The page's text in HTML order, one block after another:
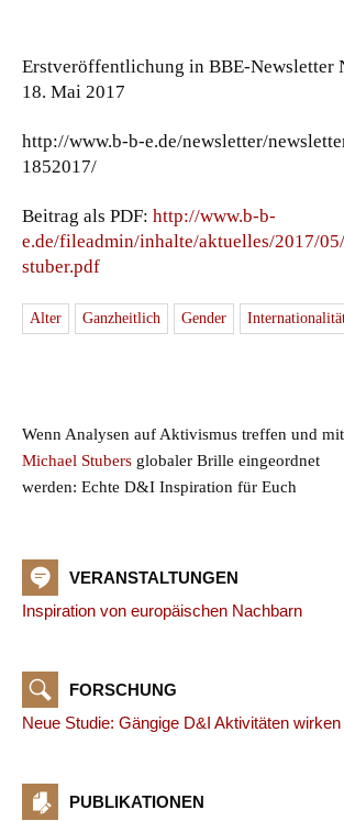
Erstveröffentlichung in BBE-Newsletter
18. Mai 2017
http://www.b-b-e.de/newsletter/
1852017/
Beitrag als PDF: http://www.b-b-
e.de/fileadmin/inhalte/aktuelles/2017/
stuber.pdf
Alter Ganzheitlich Gender
Wenn Analysen auf Aktivismus treffen und mit
Michael Stubers globaler Brille eingeordnet
werden: Echte D&I Inspiration für Euch
VERANSTALTUNGEN
Inspiration von europäischen Nachbarn
FORSCHUNG
Neue Studie: Gängige D&I Aktivitäten
PUBLIKATIONEN